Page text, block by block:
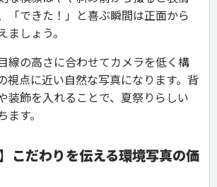
「できた！」と喜ぶ瞬間は正面から
しょう。
線の高さに合わせてカメラを低く構
視点に近い自然な写真になります。背
装飾を入れることで、夏祭りらしい
す。
こだわりを伝える環境写真の価